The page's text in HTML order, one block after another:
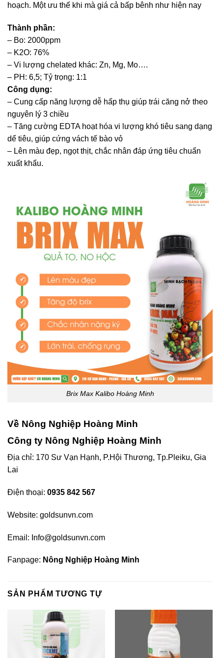
hoạch. Một ưu thế khi mà giá cả bấp bênh như hiện nay
Thành phần:
– Bo: 2000ppm
– K2O: 76%
– Vi lượng chelated khác: Zn, Mg, Mo….
– PH: 6,5; Tỷ trọng: 1:1
Công dụng:
– Cung cấp năng lượng dễ hấp thụ giúp trái căng nở theo
nguyên lý 3 chiều
– Tăng cường EDTA hoạt hóa vi lượng khó tiêu sang dạng
dể tiêu, giúp cứng vách tế bào vỏ
– Lên màu đẹp, ngọt thịt, chắc nhân đáp ứng tiêu chuẩn
xuất khẩu.
Brix Max Kalibo Hoàng Minh
Về Nông Nghiệp Hoàng Minh
Công ty Nông Nghiệp Hoàng Minh
Địa chỉ: 170 Sư Vạn Hạnh, P.Hội Thương, Tp.Pleiku, Gia
Lai
Điện thoại: 0935 842 567
Website: goldsunvn.com
Email: Info@goldsunvn.com
Fanpage: Nông Nghiệp Hoàng Minh
SẢN PHẨM TƯƠNG TỰ